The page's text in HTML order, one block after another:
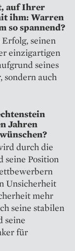
auf Ihrer
ihm: Warren
so spannend?
seinen
einzigartigen
seines
sondern auch
Jahren
durch die
Position
Unsicherheit
mehr
seine stabilen
seine
für